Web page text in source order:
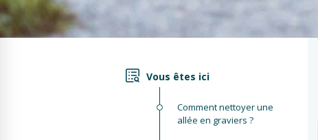
Vous êtes ici
Comment nettoyer une
allée en graviers ?